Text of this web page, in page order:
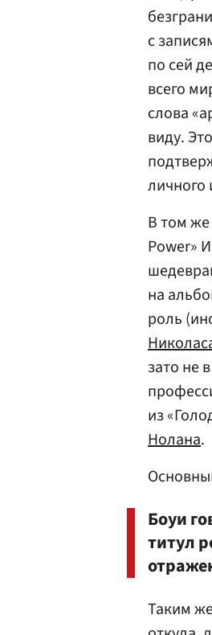
с
по сей
всего
слова
виду.
личного
В том
Power»
на
роль
зато не
из
Нолана.
Боуи
титул
Таким